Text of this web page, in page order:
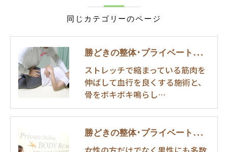
同じカテゴリーのページ
勝どきの整体･プライベートサロンボディーリセットの口コミ情報
ストレッチで縮まっている筋肉を
伸ばして血行を良くする施術と、
骨をボキボキ鳴らし…
勝どきの整体･プライベートサロンボディーリセットのお客様の声